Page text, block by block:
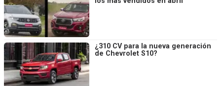
¿310 CV para la nueva generación
de Chevrolet S10?